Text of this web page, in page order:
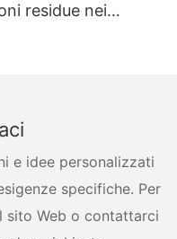
residue nei
e idee personalizzati
specifiche. Per
sito Web o contattarci